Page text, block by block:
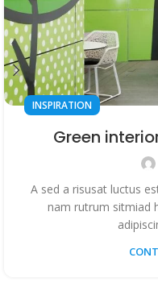
INSPIRATION
Green
A sed a risusat luctus
nam rutrum sitmiad